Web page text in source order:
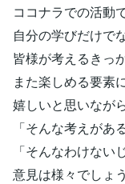
ココナラでの活動
自分の学びだけで
皆様が考えるきっ
また楽しめる要素
嬉しいと思いなが
「そんな考えがあ
「そんなわけない
意見は様々でしょ